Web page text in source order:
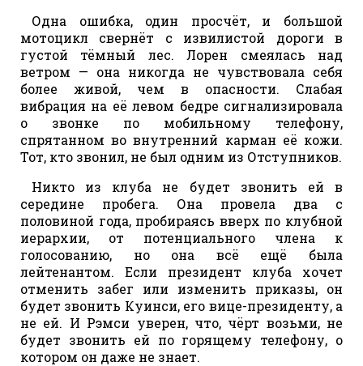
Одна ошибка, один просчёт, и большой
мотоцикл свернёт с извилистой дороги в
густой тёмный лес. Лорен смеялась над
ветром — она ​​никогда не чувствовала себя
более живой, чем в опасности. Слабая
вибрация на её левом бедре сигнализировала
о звонке по мобильному телефону,
спрятанном во внутренний карман её кожи.
Тот, кто звонил, не был одним из Отступников.
Никто из клуба не будет звонить ей в
середине пробега. Она провела два с
половиной года, пробираясь вверх по клубной
иерархии, от потенциального члена к
голосованию, но она всё ещё была
лейтенантом. Если президент клуба хочет
отменить забег или изменить приказы, он
будет звонить Куинси, его вице-президенту, а
не ей. И Рэмси уверен, что, чёрт возьми, не
будет звонить ей по горящему телефону, о
котором он даже не знает.